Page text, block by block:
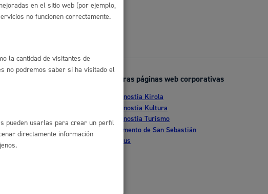
- GeoDonostia
prensa
Otras páginas web corporativas
Donostia Kirola
Donostia Kultura
Donostia Turismo
Fomento de San Sebastián
Dbus
en el sitio web (por ejemplo,
no funcionen correctamente.
la cantidad de visitantes de
no podremos saber si ha visitado el
pueden usarlas para crear un perfil
directamente información